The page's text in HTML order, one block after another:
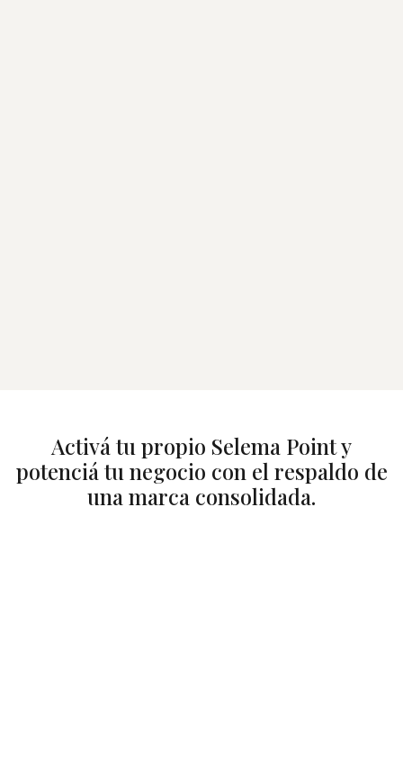
Activá tu propio Selema Point y
potenciá tu negocio con el respaldo de
una marca consolidada.